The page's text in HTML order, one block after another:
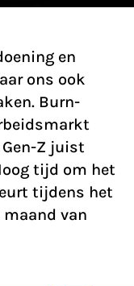
en
ons ook
Burn-
Z juist
tijd om het
tijdens het
maand van